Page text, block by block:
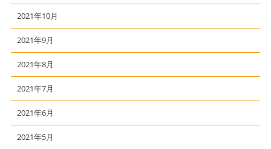
2021年10月
2021年9月
2021年8月
2021年7月
2021年6月
2021年5月